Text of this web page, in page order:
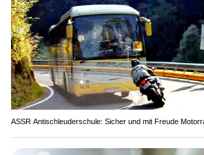
ASSR Antischleuderschule: Sicher und mit Freude